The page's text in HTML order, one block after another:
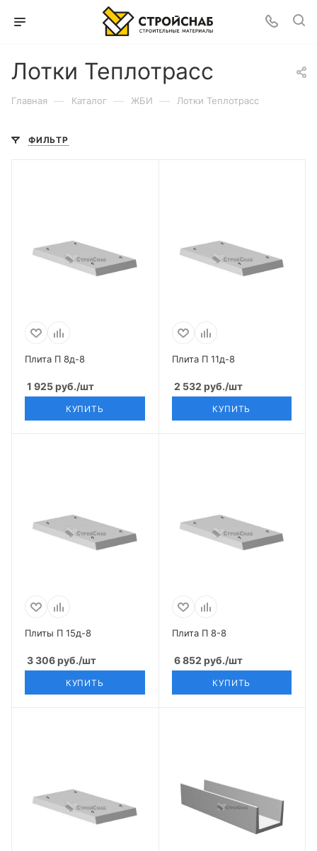
Лотки Теплотрасс
Главная — Каталог — ЖБИ — Лотки Теплотрасс
ФИЛЬТР
Плита П 8д-8
1 925руб./шт
КУПИТЬ
Плита П 11д-8
2 532 руб./шт
КУПИТЬ
Плиты П 15д-8
3 306руб./шт
КУПИТЬ
Плита П 8-8
6 852 руб./шт
КУПИТЬ